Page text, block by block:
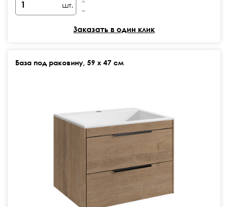
шт.
Заказать в один клик
База под раковину, 59 х 47 см